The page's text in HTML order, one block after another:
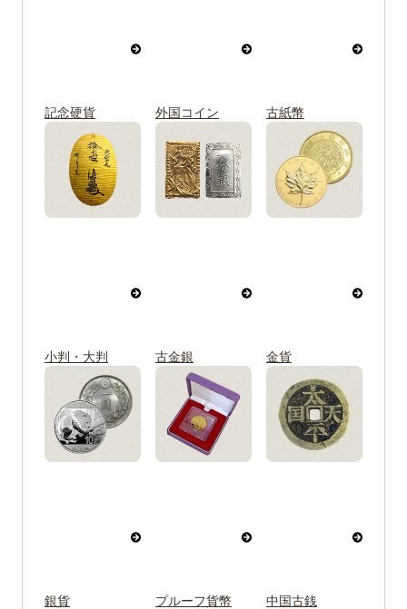
記念硬貨 外国コイン 古紙幣
小判・大判 古金銀 金貨
銀貨 プルーフ貨幣 中国古銭